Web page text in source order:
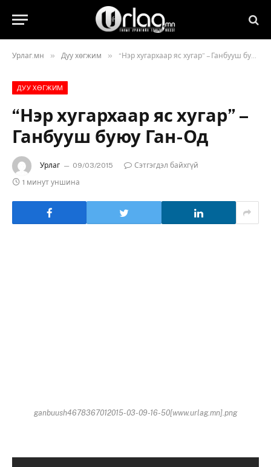
Урлаг.мн » Дуу хөгжим » “Нэр хугархаар яс хугар” – Ганбууш буюу Ган-Од
ДУУ ХӨГЖИМ
“Нэр хугархаар яс хугар” –
Ганбууш буюу Ган-Од
Урлаг 09/03/2015
Сэтгэгдэл байхгүй
1 минут уншина
ganbuush4678367012015-03-09-16-50[www.urlag.mn].png